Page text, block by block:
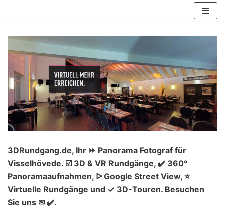
Inhalt
springen
3DRundgang.de, Ihr ⏩ Panorama Fotograf für
Visselhövede. ☑️ 3D & VR Rundgänge, ✔️ 360°
Panoramaaufnahmen, ᐅ Google Street View, ⭐
Virtuelle Rundgänge und ✓ 3D-Touren. Besuchen
Sie uns ✉ ✔️.